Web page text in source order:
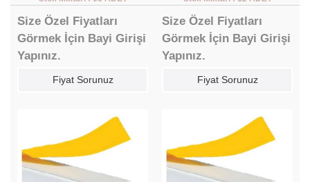
Size Özel Fiyatları
Görmek İçin Bayi Girişi
Yapınız.
Fiyat Sorunuz
Size Özel Fiyatları
Görmek İçin Bayi Girişi
Yapınız.
Fiyat Sorunuz